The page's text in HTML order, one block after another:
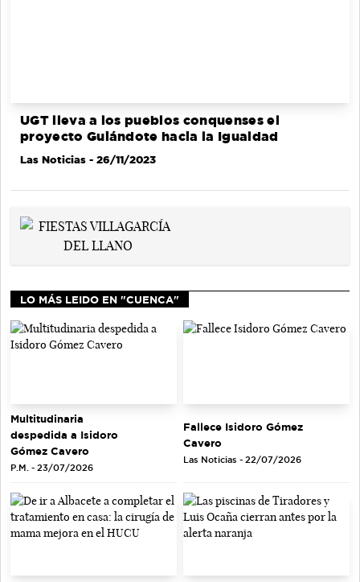
UGT lleva a los pueblos conquenses el
proyecto Guiándote hacia la Igualdad
Las Noticias - 26/11/2023
LO MÁS LEIDO EN "CUENCA"
Multitudinaria
despedida a Isidoro
Gómez Cavero
P.M. - 23/07/2026
Fallece Isidoro Gómez
Cavero
Las Noticias - 22/07/2026